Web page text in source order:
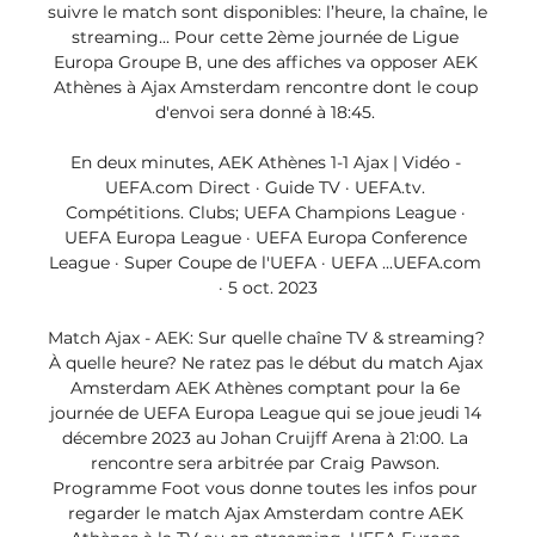
suivre le match sont disponibles: l’heure, la chaîne, le
streaming... Pour cette 2ème journée de Ligue
Europa Groupe B, une des affiches va opposer AEK
Athènes à Ajax Amsterdam rencontre dont le coup
d'envoi sera donné à 18:45.
En deux minutes, AEK Athènes 1-1 Ajax | Vidéo -
UEFA.com Direct · Guide TV · UEFA.tv.
Compétitions. Clubs; UEFA Champions League ·
UEFA Europa League · UEFA Europa Conference
League · Super Coupe de l'UEFA · UEFA ...UEFA.com
· 5 oct. 2023
Match Ajax - AEK: Sur quelle chaîne TV & streaming?
À quelle heure? Ne ratez pas le début du match Ajax
Amsterdam AEK Athènes comptant pour la 6e
journée de UEFA Europa League qui se joue jeudi 14
décembre 2023 au Johan Cruijff Arena à 21:00. La
rencontre sera arbitrée par Craig Pawson.
Programme Foot vous donne toutes les infos pour
regarder le match Ajax Amsterdam contre AEK